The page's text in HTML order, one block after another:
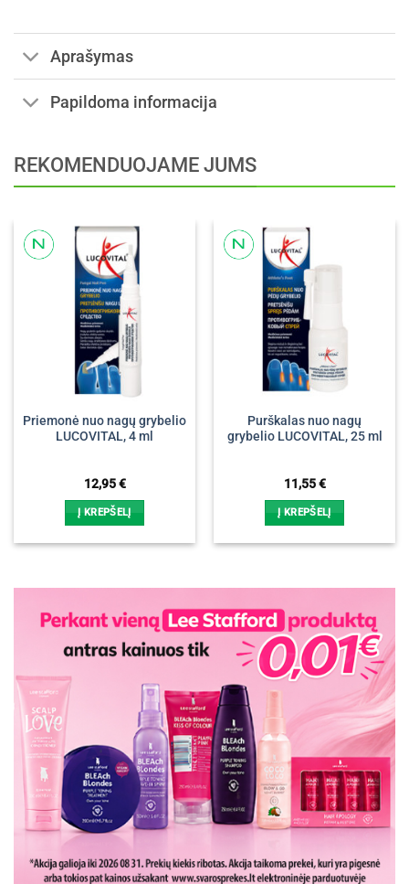
Aprašymas
Papildoma informacija
REKOMENDUOJAME JUMS
Priemonė nuo nagų grybelio
LUCOVITAL, 4 ml
12,95€
Į KREPŠELĮ
Purškalas nuo nagų
grybelio LUCOVITAL, 25 ml
11,55€
Į KREPŠELĮ